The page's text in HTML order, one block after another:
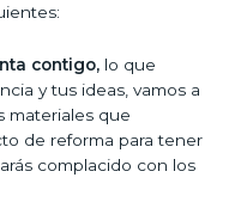
contigo, lo que
y tus ideas, vamos a
materiales que
de reforma para tener
complacido con los